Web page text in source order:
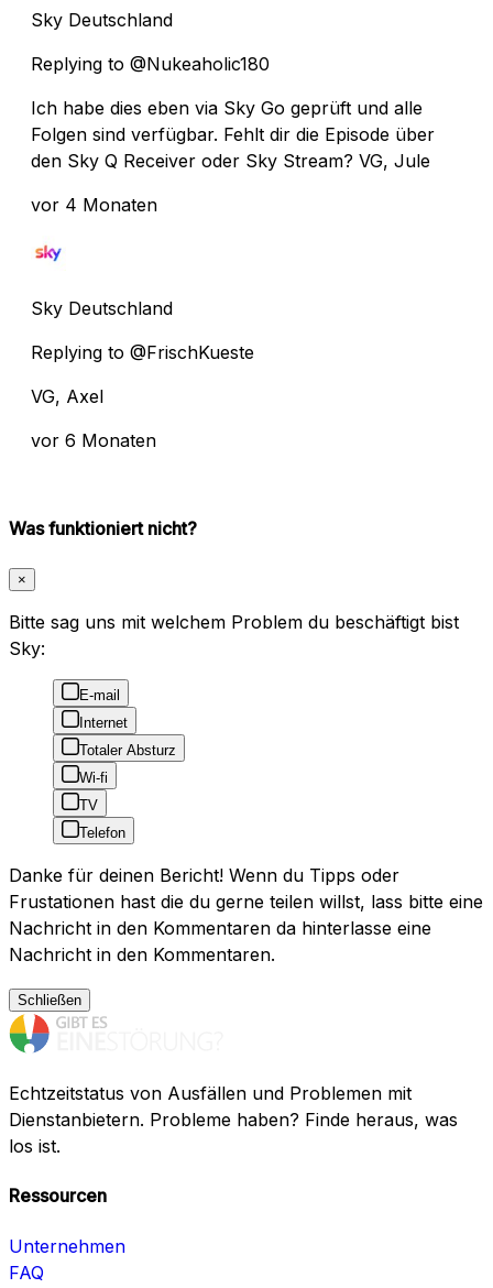
Sky Deutschland
Replying to @Nukeaholic180
Ich habe dies eben via Sky Go geprüft und alle
Folgen sind verfügbar. Fehlt dir die Episode über
den Sky Q Receiver oder Sky Stream? VG, Jule
vor 4 Monaten
Sky Deutschland
Replying to @FrischKueste
VG, Axel
vor 6 Monaten
Was funktioniert nicht?
×
Bitte sag uns mit welchem Problem du beschäftigt bist
Sky:
E-mail
Internet
Totaler Absturz
Wi-fi
TV
Telefon
Danke für deinen Bericht! Wenn du Tipps oder
Frustationen hast die du gerne teilen willst, lass bitte eine
Nachricht in den Kommentaren da hinterlasse eine
Nachricht in den Kommentaren.
Schließen
Echtzeitstatus von Ausfällen und Problemen mit
Dienstanbietern. Probleme haben? Finde heraus, was
los ist.
Ressourcen
Unternehmen
FAQ